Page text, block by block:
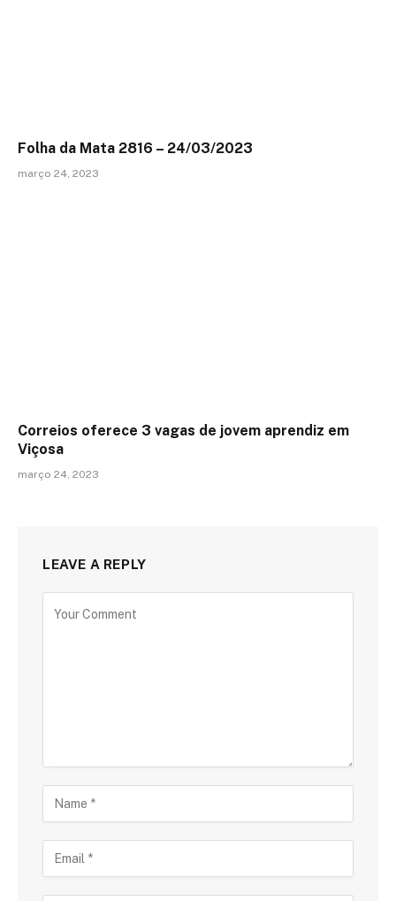
Folha da Mata 2816 – 24/03/2023
março 24, 2023
Correios oferece 3 vagas de jovem aprendiz em
Viçosa
março 24, 2023
LEAVE A REPLY